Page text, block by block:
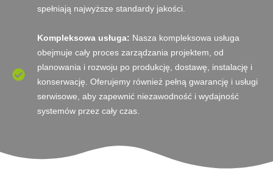
spełniają najwyższe standardy jakości.
Kompleksowa usługa: Nasza kompleksowa usługa
obejmuje cały proces zarządzania projektem, od
planowania i rozwoju po produkcję, dostawę, instalację i
konserwację. Oferujemy również pełną gwarancję i usługi
serwisowe, aby zapewnić niezawodność i wydajność
systemów przez cały czas.